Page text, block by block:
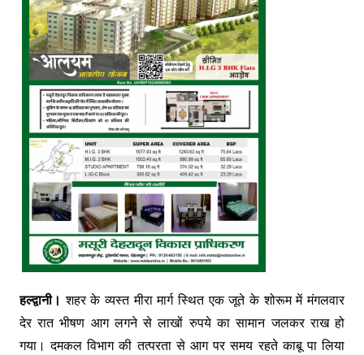
हल्द्वानी। शहर के व्यस्त मीरा मार्ग स्थित एक जूते के शोरूम में मंगलवार
देर रात भीषण आग लगने से लाखों रुपये का सामान जलकर राख हो
गया। दमकल विभाग की तत्परता से आग पर समय रहते काबू पा लिया